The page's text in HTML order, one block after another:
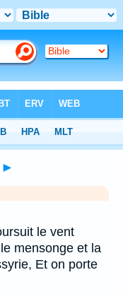
►
le vent
mensonge et la
Et on porte